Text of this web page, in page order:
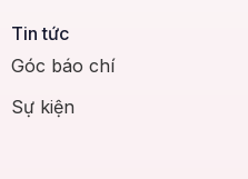
Tin tức
Góc báo chí
Sự kiện